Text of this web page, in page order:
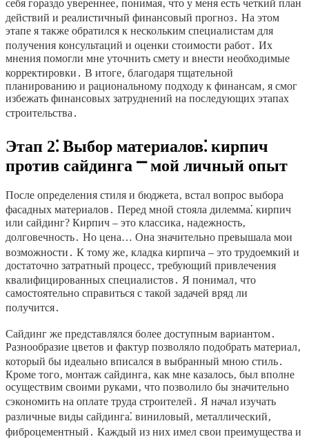
себя гораздо увереннее‚ понимая‚ что у меня есть четкий план
действий и реалистичный финансовый прогноз․ На этом
этапе я также обратился к нескольким специалистам для
получения консультаций и оценки стоимости работ․ Их
мнения помогли мне уточнить смету и внести необходимые
корректировки․ В итоге‚ благодаря тщательной
планированию и рациональному подходу к финансам‚ я смог
избежать финансовых затруднений на последующих этапах
строительства․
Этап 2⁚ Выбор материалов⁚ кирпич
против сайдинга ⎻ мой личный опыт
После определения стиля и бюджета‚ встал вопрос выбора
фасадных материалов․ Перед мной стояла дилемма⁚ кирпич
или сайдинг? Кирпич – это классика‚ надежность‚
долговечность․ Но цена… Она значительно превышала мои
возможности․ К тому же‚ кладка кирпича – это трудоемкий и
достаточно затратный процесс‚ требующий привлечения
квалифицированных специалистов․ Я понимал‚ что
самостоятельно справиться с такой задачей вряд ли
получится․
Сайдинг же представлялся более доступным вариантом․
Разнообразие цветов и фактур позволяло подобрать материал‚
который бы идеально вписался в выбранный мною стиль․
Кроме того‚ монтаж сайдинга‚ как мне казалось‚ был вполне
осуществим своими руками‚ что позволило бы значительно
сэкономить на оплате труда строителей․ Я начал изучать
различные виды сайдинга⁚ виниловый‚ металлический‚
фиброцементный․ Каждый из них имел свои преимущества и